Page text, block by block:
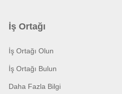
İş Ortağı
İş Ortağı Olun
İş Ortağı Bulun
Daha Fazla Bilgi